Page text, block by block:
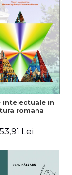
intelectuale in
romana
53,91 Lei